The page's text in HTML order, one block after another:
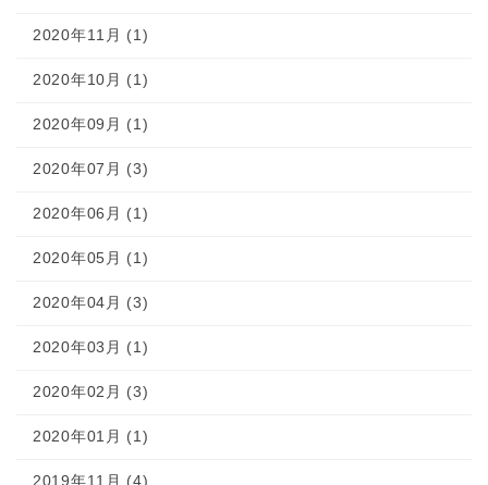
2020年11月 (1)
2020年10月 (1)
2020年09月 (1)
2020年07月 (3)
2020年06月 (1)
2020年05月 (1)
2020年04月 (3)
2020年03月 (1)
2020年02月 (3)
2020年01月 (1)
2019年11月 (4)